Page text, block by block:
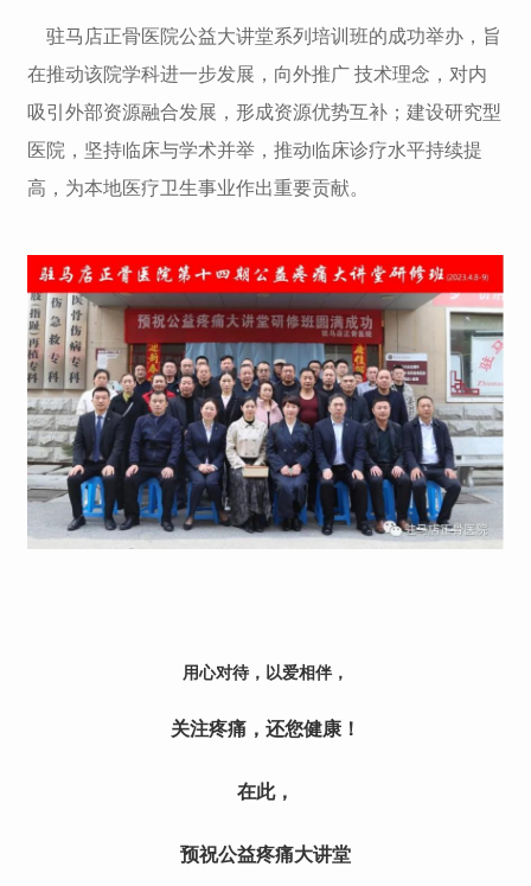
驻马店正骨医院公益大讲堂系列培训班的成功举办，旨
在推动该院学科进一步发展，向外推广 技术理念，对内
吸引外部资源融合发展，形成资源优势互补；建设研究型
医院，坚持临床与学术并举，推动临床诊疗水平持续提
高，为本地医疗卫生事业作出重要贡献。
用心对待，以爱相伴，
关注疼痛，还您健康！
在此，
预祝公益疼痛大讲堂